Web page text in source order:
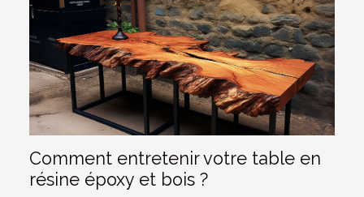
Comment entretenir votre table en
résine époxy et bois ?